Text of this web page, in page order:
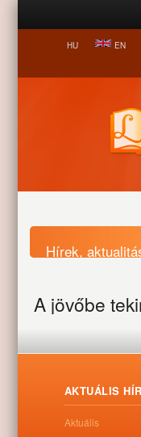
HU EN
Hírek,
Nyitólap Hírek,
A jövőbe
lakossága
AKTUÁLIS
Aktuális